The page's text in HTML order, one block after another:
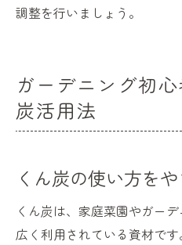
調整を行いましょう。
ガーデニング初
炭活用法
くん炭の使い方を
くん炭は、家庭菜園やガー
広く利用されている資材で